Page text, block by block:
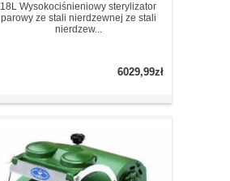
18L Wysokociśnieniowy sterylizator
parowy ze stali nierdzewnej ze stali
nierdzew...
6029,99zł